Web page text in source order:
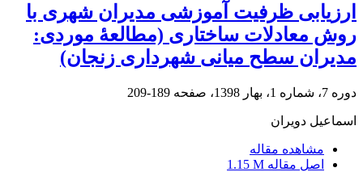
ارزیابی ظرفیت آموزشی مدیران شهری با
روش معادلات ساختاری (مطالعۀ موردی:
مدیران سطح میانی شهرداری زنجان)
دوره 7، شماره 1، بهار 1398، صفحه 189-209
اسماعیل دویران
مشاهده مقاله
اصل مقاله 1.15 M